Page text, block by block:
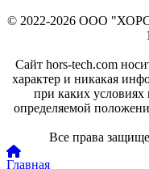
© 2022-2026 ООО "ХОРС"
Сайт hors-tech.com
характер и никакая
при каких условиях
определяемой
Все права
Главная